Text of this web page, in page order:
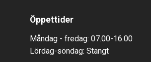
Öppettider
Måndag - fredag: 07.00-16.00
Lördag-söndag: Stängt